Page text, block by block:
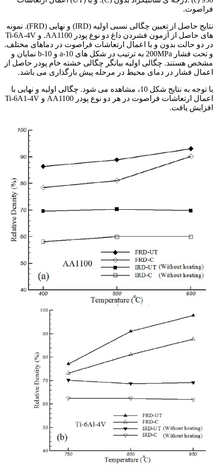
فراصوت.
نتایج حاصل از تعیین چگالی نسبی اولیه (IRD) و نهایی (FRD). نمونه
های حاصل از آزمون فشردن داغ دو نوع پودر AA1100. و Ti-6A-4V
در دو حالت بدون و با اعمال ارتعاشات فراصوت در دماهای مختلف.
و تحت فشار 200MPa به ترتیب در شکل های a-10 و b-10 نمایان و
مشخص هستند. چگالی اولیه بیانگر چگالی خشته خام پودر حاصل از
اعمال فشار در دمای محیط در مرحله پیش بارگذاری می باشد.
با توجه به نتایج شکل 10، مشاهده می شود. چگالی اولیه و نهایی با
اعمال ارتعاشات فراصوت در هر دو نوع پودر AA1100 و Ti-6A1-4V
افزایش یافت.